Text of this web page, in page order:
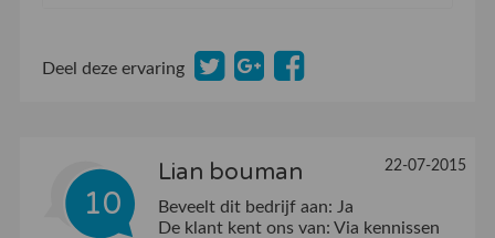
Deel deze ervaring
10
Lian bouman 22-07-2015
Beveelt dit bedrijf aan: Ja
De klant kent ons van: Via kennissen